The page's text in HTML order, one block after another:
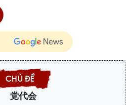
党代会